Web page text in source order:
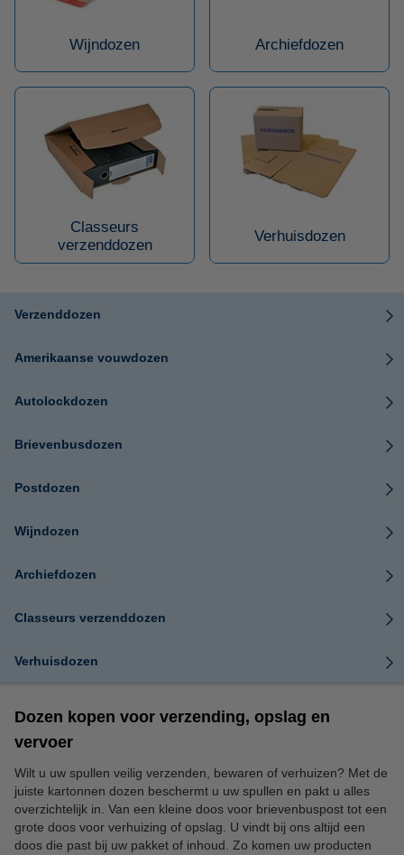
Wijndozen Archiefdozen
Classeurs
verzenddozen
Verhuisdozen
Verzenddozen
Amerikaanse vouwdozen
Autolockdozen
Brievenbusdozen
Postdozen
Wijndozen
Archiefdozen
Classeurs verzenddozen
Verhuisdozen
Dozen kopen voor verzending, opslag en
vervoer
Wilt u uw spullen veilig verzenden, bewaren of verhuizen? Met de
juiste kartonnen dozen beschermt u uw spullen en pakt u alles
overzichtelijk in. Van een kleine doos voor brievenbuspost tot een
grote doos voor verhuizing of opslag. U vindt bij ons altijd een
doos die past bij uw pakket of inhoud. Zo komen uw producten